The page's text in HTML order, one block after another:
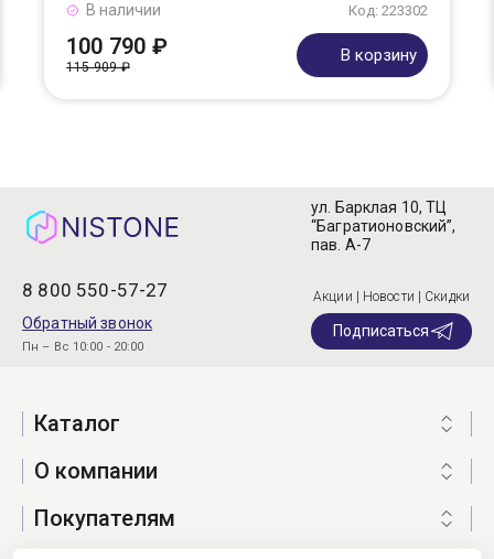
Код: 223302
В наличии
100 790 ₽
115 909 ₽
В корзину
8 800 550-57-27
Обратный звонок
Пн – Вс 10:00 - 20:00
ул. Барклая 10, ТЦ
“Багратионовский”,
пав. А-7
Акции | Новости | Скидки
Подписаться
Каталог
О компании
Покупателям